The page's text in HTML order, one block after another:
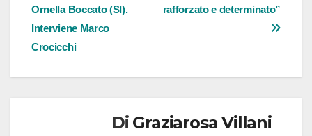
rafforzato e determinato”
Ornella Boccato (SI).
Interviene Marco
Crocicchi
Di Graziarosa Villani